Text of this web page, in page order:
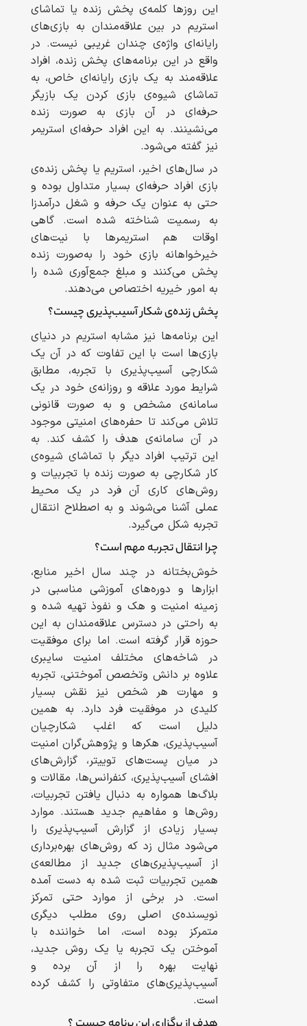
این روز‌ها کلمه‌ی پخش زنده یا تماشای
استریم در بین علاقه‌مندان به بازی‌های
رایانه‌ای واژه‌ی چندان غریبی نیست. در
واقع در این برنامه‌های پخش زنده، افراد
علاقه‌مند به یک بازی رایانه‌ای خاص، به
تماشای شیوه‌ی بازی کردن یک بازیگر
حرفه‌ای در آن بازی به صورت زنده
می‌نشینند. به این افراد حرفه‌ای استریمر
نیز گفته می‌شود.
در سال‌های اخیر، استریم یا پخش زنده‌ی
بازی افراد حرفه‌ای بسیار متداول بوده و
حتی به عنوان یک حرفه و شغل درآمدزا
به رسمیت شناخته شده است. گاهی
اوقات هم استریمر‌ها با نیت‌های
خیرخواهانه بازی خود را به‌صورت زنده
پخش می‌کنند و مبلغ جمع‌آوری شده را
به امور خیریه اختصاص می‌دهند.
پخش زنده‌ی شکار ‌آسیب‌پذیری چیست؟
این برنامه‌ها نیز مشابه استریم در دنیای
بازی‌ها است با این تفاوت که در آن یک
شکارچی آسیب‌پذیری با تجربه، مطابق
شرایط مورد علاقه و روزانه‌ی خود در یک
سامانه‌ی مشخص و به صورت قانونی
تلاش می‌کند تا حفره‌های امنیتی موجود
در آن سامانه‌ی هدف را کشف کند. به
این ترتیب افراد دیگر با تماشای شیوه‌ی
کار شکارچی به صورت زنده با تجربیات و
روش‌های کاری آن فرد در یک محیط
عملی آشنا می‌شوند و به اصطلاح انتقال
تجربه شکل می‌گیرد.
چرا انتقال تجربه مهم است؟
خوش‌بختانه در چند سال اخیر منابع،
ابزار‌ها و دور‌ه‌های آموزشی مناسبی در
زمینه امنیت و هک و نفوذ تهیه شده و
به راحتی در دسترس علاقه‌مندان به این
حوزه‌ قرار گرفته است. اما برای موفقیت
در شاخه‌های مختلف امنیت سایبری
علاوه بر دانش وتخصص آموختنی، تجربه
و مهارت هر شخص نیز نقش بسیار
کلیدی در موفقیت فرد دارد. به همین
دلیل است که اغلب شکارچیان
آسیب‌پذیری، هکر‌ها و پژوهش‌گران امنیت
در میان پست‌های توییتر، گزارش‌های
افشای آسیب‌پذیری، کنفرانس‌ها، مقالات و
بلاگ‌ها همواره به دنبال یافتن تجربیات،
روش‌ها و مفاهیم جدید هستند. موارد
بسیار زیادی از گزارش‌ آسیب‌پذیری را
می‌شود مثال زد که روش‌های بهره‌برداری
از آسیب‌پذیری‌های جدید از مطالعه‌ی
همین تجربیات ثبت شده به دست آمده
است. در برخی از موارد حتی تمرکز
نویسنده‌ی اصلی روی مطلب دیگری
متمرکز بوده است، اما خواننده با
آموختن یک تجربه یا یک روش جدید،
نهایت بهره را از آن برده و
آسیب‌پذیری‌های متفاوتی را کشف کرده
است.